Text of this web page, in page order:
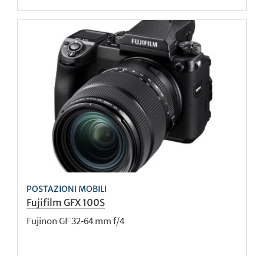
POSTAZIONI MOBILI
Fujifilm GFX 100S
Fujinon GF 32-64 mm f/4